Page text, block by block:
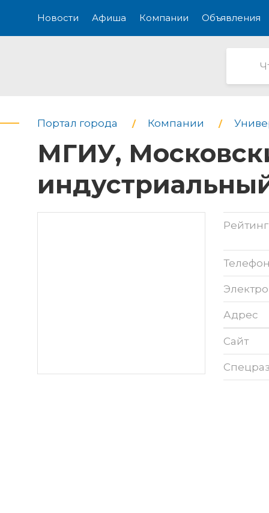
Новости Афиша Компании Объявления
Портал города Компании
МГИУ,
Рейтинг
Адрес
Сайт